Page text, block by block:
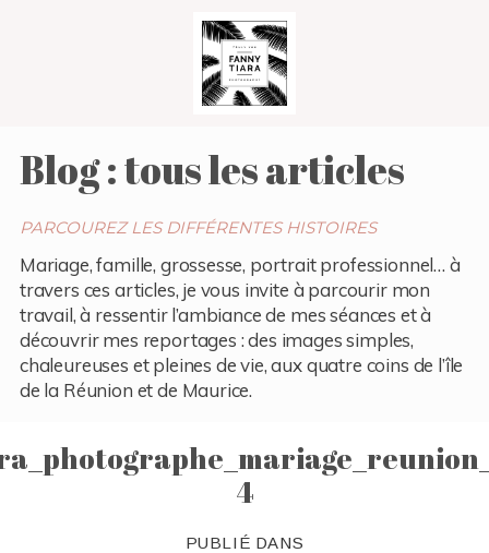
Blog : tous les articles
PARCOUREZ LES DIFFÉRENTES HISTOIRES
Mariage, famille, grossesse, portrait professionnel… à
travers ces articles, je vous invite à parcourir mon
travail, à ressentir l’ambiance de mes séances et à
découvrir mes reportages : des images simples,
chaleureuses et pleines de vie, aux quatre coins de l’île
de la Réunion et de Maurice.
4
PUBLIÉ DANS